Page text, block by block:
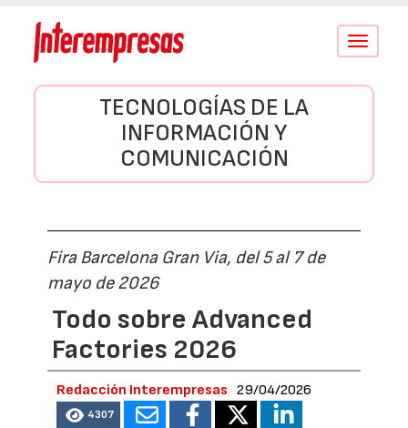
Conmutar
TECNOLOGÍAS DE LA
INFORMACIÓN Y
COMUNICACIÓN
Fira Barcelona Gran Via, del 5 al 7 de
mayo de 2026
Todo sobre Advanced
Factories 2026
Redacción Interempresas 29/04/2026
4307